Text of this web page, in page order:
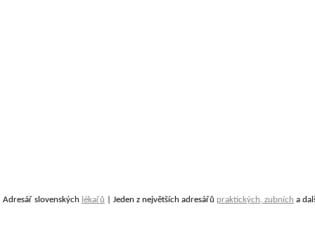
Adresář slovenských lékařů | Jeden z největších adresářů praktických, zubních a